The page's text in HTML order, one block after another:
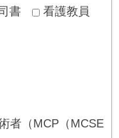
書 看護教員
者（MCP（MCSE